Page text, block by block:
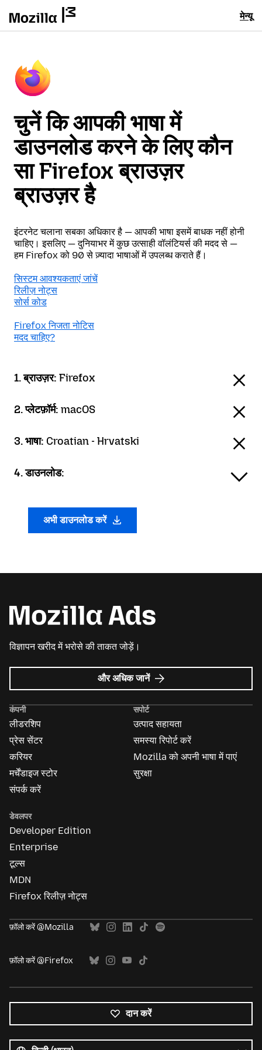
मेन्यू
चुनें कि आपकी भाषा में
डाउनलोड करने के लिए कौन
सा Firefox ब्राउज़र
ब्राउज़र है
इंटरनेट चलाना सबका अधिकार है — आपकी भाषा इसमें बाधक नहीं होनी
चाहिए। इसलिए — दुनियाभर में कुछ उत्साही वॉलंटियर्स की मदद से —
हम Firefox को 90 से ज़्यादा भाषाओं में उपलब्ध कराते हैं।
सिस्टम आवश्यकताएं जांचें
रिलीज़ नोट्स
सोर्स कोड
Firefox निजता नोटिस
मदद चाहिए?
1. ब्राउज़र: Firefox
2. प्लेटफ़ॉर्म: macOS
3. भाषा: Croatian - Hrvatski
4. डाउनलोड:
अभी डाउनलोड करें
विज्ञापन खरीद में भरोसे की ताकत जोड़ें।
Mozilla
विज्ञापन
और अधिक जानें
कंपनी
लीडरशिप
प्रेस सेंटर
करियर
मर्चेंडाइज स्टोर
संपर्क करें
सपोर्ट
उत्पाद सहायता
समस्या रिपोर्ट करें
Mozilla को अपनी भाषा में पाएं
सुरक्षा
डेवलपर
Developer Edition
Enterprise
टूल्स
MDN
Firefox रिलीज़ नोट्स
फ़ॉलो करें @Mozilla
फ़ॉलो करें @Firefox
दान करें
भाषाएं
भाषा